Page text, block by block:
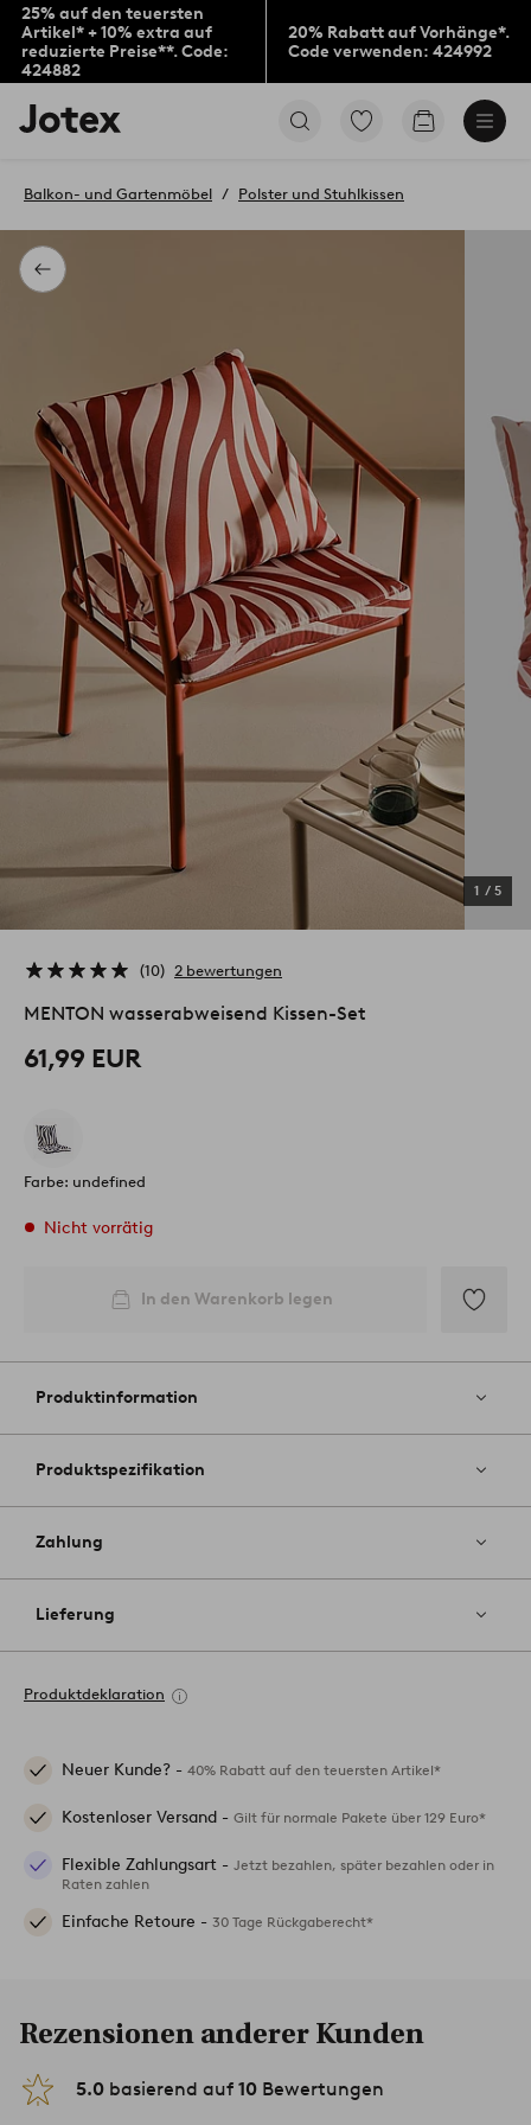
25% auf den teuersten
Artikel* + 10% extra auf
reduzierte Preise**. Code:
424882
20% Rabatt auf Vorhänge*.
Code verwenden: 424992
Jotex-
Logo
Startseite
Zu
Favoriten
Produkten
Zum
Zurück
Balkon- und Gartenmöbel Polster und Stuhlkissen
1 / 5
10 2 bewertungen
MENTON wasserabweisend Kissen-Set
61,99 EUR
Farbe: undefined
Nicht vorrätig
In den Warenkorb legen
Favoriten
Produktinformation
Produktspezifikation
Zahlung
Lieferung
Produktdeklaration
Neuer Kunde? - 40% Rabatt auf den teuersten Artikel*
Kostenloser Versand - Gilt für normale Pakete über 129 Euro*
Flexible Zahlungsart - Jetzt bezahlen, später bezahlen oder in
Raten zahlen
Einfache Retoure - 30 Tage Rückgaberecht*
Rezensionen anderer Kunden
5.0 basierend auf 10 Bewertungen